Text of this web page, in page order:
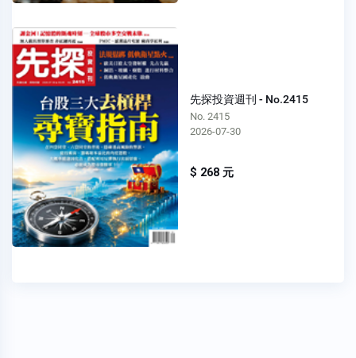
先探投資週刊 - No.2415
No. 2415
2026-07-30
$ 268 元